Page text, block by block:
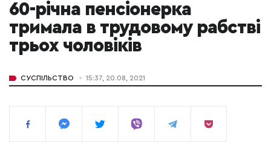
60-річна пенсіонерка
тримала в трудовому рабстві
трьох чоловіків
СУСПІЛЬСТВО 15:37, 20.08, 2021